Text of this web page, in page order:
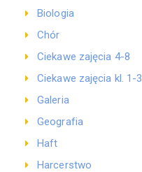
Biologia
Chór
Ciekawe zajęcia 4-8
Ciekawe zajęcia kl. 1-3
Galeria
Geografia
Haft
Harcerstwo